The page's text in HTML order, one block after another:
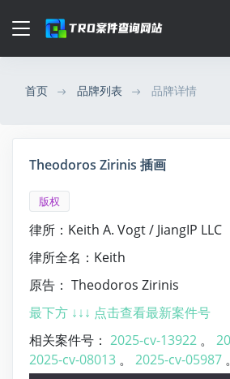
首页 品牌列表 品牌详情
Theodoros Zirinis 插画
版权
律所：Keith A. Vogt / JiangIP LLC
律所全名：Keith
原告： Theodoros Zirinis
最下方 ↓↓↓ 点击查看最新案件号
相关案件号： 2025-cv-13922 。
2025-cv-08013 。 2025-cv-05987 。